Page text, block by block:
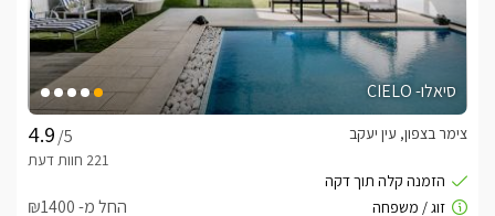
עם סלון ישיבה מרווח בו ספה נוחה הצופה אל טלוויזיה חדישה
לכל אחד מחדרי השינה קיים חדר רחצה נפרד, עם מקלחון עמידה,
שירותים ועמדת כיור מעוצבת ובה יחכו לכם מגבות רכות, חלוקי
ענק.
סיאלו- CIELO
/5
צימר בצפון, עין יעקב
החל מ- ₪1400